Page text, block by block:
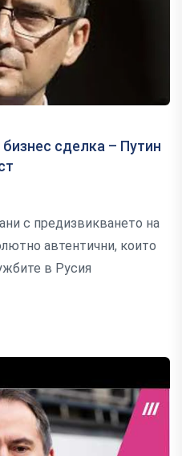
сделка – Путин
с предизвикването на
автентични, които
в Русия